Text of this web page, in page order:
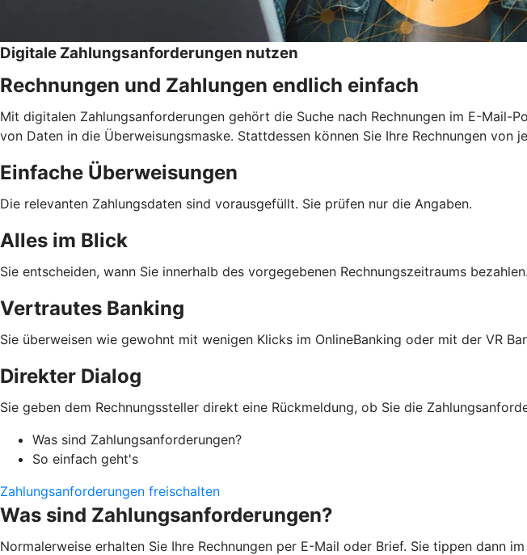
Digitale Zahlungsanforderungen nutzen
Rechnungen und Zahlungen endlich einfach
Mit digitalen Zahlungsanforderungen gehört die Suche nach Rechnungen im E-
von Daten in die Überweisungsmaske. Stattdessen können Sie Ihre Rechnungen
Einfache Überweisungen
Die relevanten Zahlungsdaten sind vorausgefüllt. Sie prüfen nur die Angaben.
Alles im Blick
Sie entscheiden, wann Sie innerhalb des vorgegebenen Rechnungszeitraums
Vertrautes Banking
Sie überweisen wie gewohnt mit wenigen Klicks im OnlineBanking oder mit der VR
Direkter Dialog
Sie geben dem Rechnungssteller direkt eine Rückmeldung, ob Sie die
Was sind Zahlungsanforderungen?
So einfach geht's
Zahlungsanforderungen freischalten
Was sind Zahlungsanforderungen?
Normalerweise erhalten Sie Ihre Rechnungen per E-Mail oder Brief. Sie tippen dann